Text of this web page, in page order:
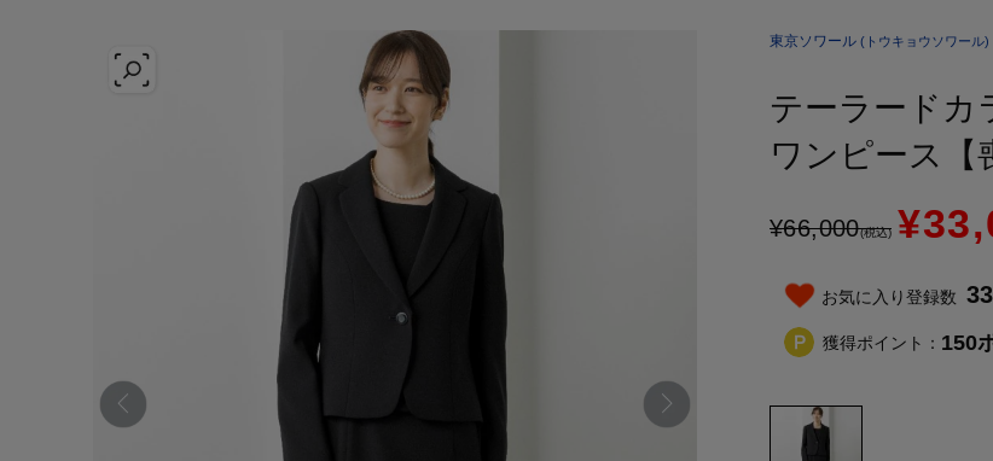
東京ソワール (トウキョウソワール)
テーラードカ
ワンピース【
¥66,000(税込)
お気に入り登録数
獲得ポイント： 150